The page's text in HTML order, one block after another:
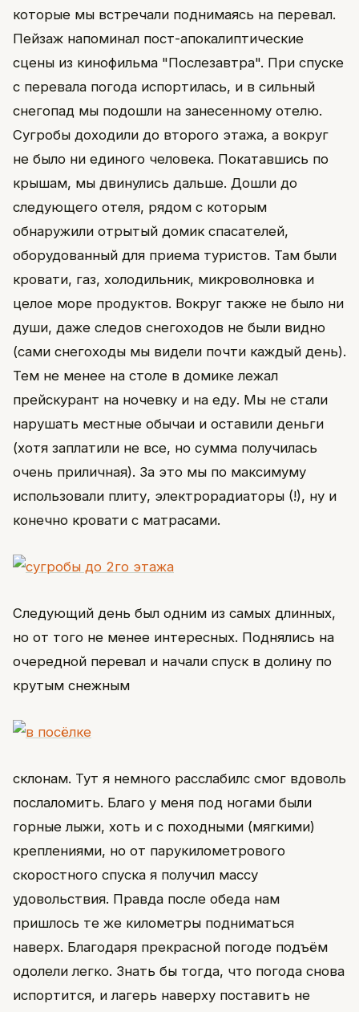
которые мы встречали поднимаясь на перевал.
Пейзаж напоминал пост-апокалиптические
сцены из кинофильма "Послезавтра". При спуске
с перевала погода испортилась, и в сильный
снегопад мы подошли на занесенному отелю.
Сугробы доходили до второго этажа, а вокруг
не было ни единого человека. Покатавшись по
крышам, мы двинулись дальше. Дошли до
следующего отеля, рядом с которым
обнаружили отрытый домик спасателей,
оборудованный для приема туристов. Там были
кровати, газ, холодильник, микроволновка и
целое море продуктов. Вокруг также не было ни
души, даже следов снегоходов не были видно
(сами снегоходы мы видели почти каждый день).
Тем не менее на столе в домике лежал
прейскурант на ночевку и на еду. Мы не стали
нарушать местные обычаи и оставили деньги
(хотя заплатили не все, но сумма получилась
очень приличная). За это мы по максимуму
использовали плиту, электрорадиаторы (!), ну и
конечно кровати с матрасами.
Следующий день был одним из самых длинных,
но от того не менее интересных. Поднялись на
очередной перевал и начали спуск в долину по
крутым снежным
склонам. Тут я немного расслабилс смог вдоволь
послаломить. Благо у меня под ногами были
горные лыжи, хоть и с походными (мягкими)
креплениями, но от парукилометрового
скоростного спуска я получил массу
удовольствия. Правда после обеда нам
пришлось те же километры подниматься
наверх. Благодаря прекрасной погоде подъём
одолели легко. Знать бы тогда, что погода снова
испортится, и лагерь наверху поставить не